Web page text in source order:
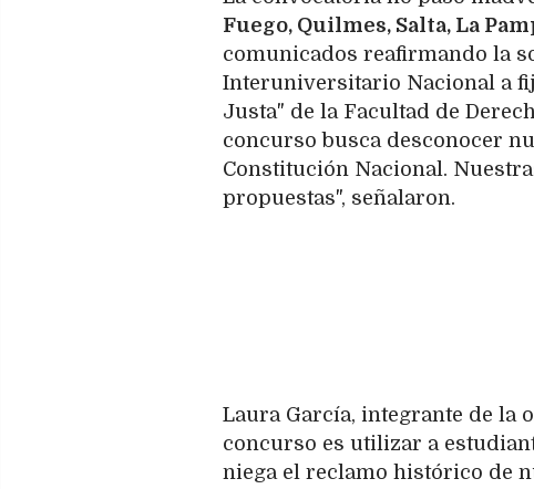
Fuego, Quilmes, Salta, La
comunicados reafirmando la
Interuniversitario Nacional a
Justa" de la Facultad de
concurso busca desconocer
Constitución Nacional.
propuestas", señalaron.
Laura García, integrante de la
concurso es utilizar a
niega el reclamo histórico de